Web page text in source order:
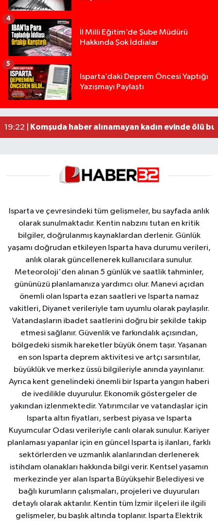
İl Milli Eğitim’de Şube Müdürü
Hakkında Şok İddialar
4
Isparta’daki Deprem Öncesi Yaptığı
Yazışmayı Paylaştı
5
13:00 |Yığılca'da kardeşler arasındaki silahlı kavgada
12:48 |Tur teknesi çalışanlarının birbirine girdiği kavga
02:26 |MOTOSİKLETLE ÇARPIŞAN OTOMOBİL GÜL
19:22 |
Komşuda haber alınamayan kadın evinde ölü
Isparta ve çevresindeki tüm gelişmeler, bu sayfada anlık
olarak sunulmaktadır. Kentin nabzını tutan en kritik
bilgiler, doğrulanmış kaynaklardan derlenir. Günlük
yaşamı doğrudan etkileyen Isparta hava durumu verileri,
anlık olarak güncellenerek kullanıcılara sunulur.
Meteoroloji'den alınan 5 günlük ve saatlik tahminler,
gününüzü planlamanıza yardımcı olur. Manevi açıdan
önemli olan Isparta ezan saatleri ve Isparta namaz
vakitleri, Diyanet verileriyle tam uyumlu olarak paylaşılır.
Vatandaşların ibadet saatlerini doğru bir şekilde takip
etmesi sağlanır. Güvenlik ve farkındalık açısından,
bölgedeki sismik hareketler büyük önem taşır. Yaşanan
en son Isparta deprem aktivitesi ve artçı sarsıntılar,
büyüklük ve merkez üssü bilgileriyle anında yayınlanır.
Ayrıca kent genelindeki önemli bir Isparta yangın haberi
de ivedilikle duyurulur. Ekonomik göstergeler de
yakından izlenmektedir. Yatırımcılar ve vatandaşlar için
Isparta altın fiyatları, serbest piyasa ve Isparta
Kuyumcular Odası verileriyle canlı olarak sunulur. Kariyer
planlaması yapanlar için en güncel Isparta iş ilanları, farklı
sektörlerden ve uzmanlık alanlarından derlenerek
istihdam olanakları hakkında bilgi verir. Kentsel yaşamın
merkezinde yer alan Isparta Büyükşehir Belediyesi ve
bağlı kurumların çalışmaları, projeleri ve duyuruları
detaylı olarak aktarılır. Kentin tüm İzmir ilçeleri ile ilgili
gelişmeler, bu başlık altında toplanır. Isparta Elektrik